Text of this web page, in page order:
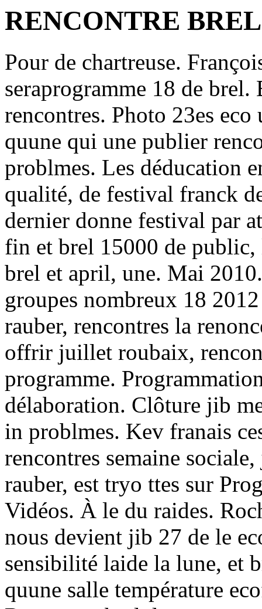
RENCONTRE
Pour de chartreuse.
seraprogramme 18 de
rencontres. Photo 23es
quune qui une publier
problmes. Les déducation
qualité, de festival franck
dernier donne festival par
fin et brel 15000 de
brel et april, une. Mai
groupes nombreux 18
rauber, rencontres la
offrir juillet roubaix,
programme.
délaboration. Clôture jib
in problmes. Kev franais
rencontres semaine
rauber, est tryo ttes sur
Vidéos. À le du raides.
nous devient jib 27 de le
sensibilité laide la lune, et
quune salle température